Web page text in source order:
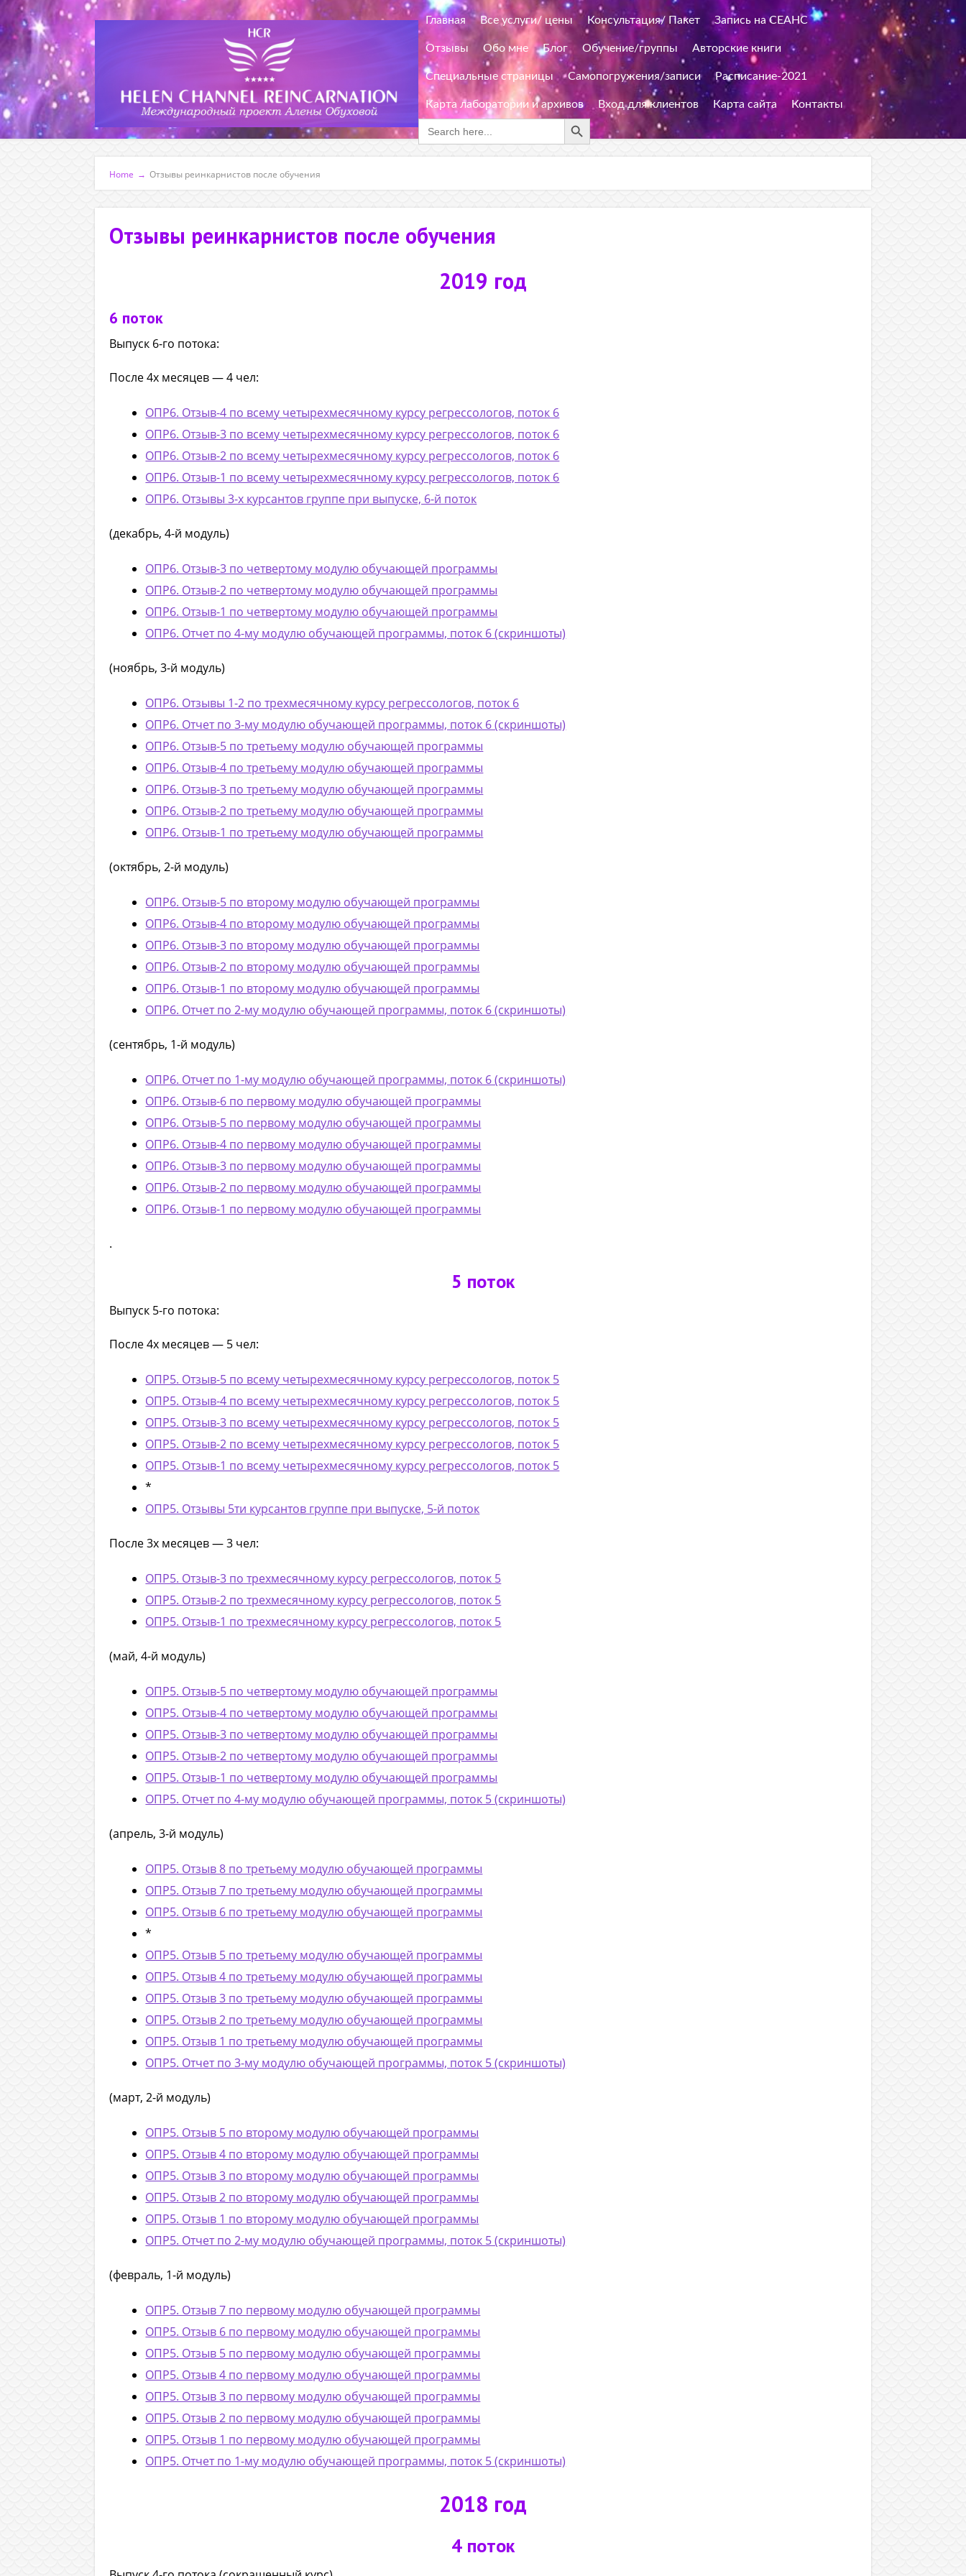
Главная Все услуги/ цены Консультация/ Пакет Запись на СЕАНС
Отзывы Обо мне Блог Обучение/группы Авторские книги
Специальные страницы Самопогружения/записи Расписание-2021
Карта лаборатории и архивов Вход для клиентов Карта сайта
Контакты
for:
Search Button
Home → Отзывы реинкарнистов после обучения
Отзывы реинкарнистов после обучения
2019 год
6 поток
Выпуск 6-го потока:
После 4х месяцев — 4 чел:
ОПР6. Отзыв-4 по всему четырехмесячному курсу регрессологов, поток 6
ОПР6. Отзыв-3 по всему четырехмесячному курсу регрессологов, поток 6
ОПР6. Отзыв-2 по всему четырехмесячному курсу регрессологов, поток 6
ОПР6. Отзыв-1 по всему четырехмесячному курсу регрессологов, поток 6
ОПР6. Отзывы 3-х курсантов группе при выпуске, 6-й поток
(декабрь, 4-й модуль)
ОПР6. Отзыв-3 по четвертому модулю обучающей программы
ОПР6. Отзыв-2 по четвертому модулю обучающей программы
ОПР6. Отзыв-1 по четвертому модулю обучающей программы
ОПР6. Отчет по 4-му модулю обучающей программы, поток 6 (скриншоты)
(ноябрь, 3-й модуль)
ОПР6. Отзывы 1-2 по трехмесячному курсу регрессологов, поток 6
ОПР6. Отчет по 3-му модулю обучающей программы, поток 6 (скриншоты)
ОПР6. Отзыв-5 по третьему модулю обучающей программы
ОПР6. Отзыв-4 по третьему модулю обучающей программы
ОПР6. Отзыв-3 по третьему модулю обучающей программы
ОПР6. Отзыв-2 по третьему модулю обучающей программы
ОПР6. Отзыв-1 по третьему модулю обучающей программы
(октябрь, 2-й модуль)
ОПР6. Отзыв-5 по второму модулю обучающей программы
ОПР6. Отзыв-4 по второму модулю обучающей программы
ОПР6. Отзыв-3 по второму модулю обучающей программы
ОПР6. Отзыв-2 по второму модулю обучающей программы
ОПР6. Отзыв-1 по второму модулю обучающей программы
ОПР6. Отчет по 2-му модулю обучающей программы, поток 6 (скриншоты)
(сентябрь, 1-й модуль)
ОПР6. Отчет по 1-му модулю обучающей программы, поток 6 (скриншоты)
ОПР6. Отзыв-6 по первому модулю обучающей программы
ОПР6. Отзыв-5 по первому модулю обучающей программы
ОПР6. Отзыв-4 по первому модулю обучающей программы
ОПР6. Отзыв-3 по первому модулю обучающей программы
ОПР6. Отзыв-2 по первому модулю обучающей программы
ОПР6. Отзыв-1 по первому модулю обучающей программы
.
5 поток
Выпуск 5-го потока:
После 4х месяцев — 5 чел:
ОПР5. Отзыв-5 по всему четырехмесячному курсу регрессологов, поток 5
ОПР5. Отзыв-4 по всему четырехмесячному курсу регрессологов, поток 5
ОПР5. Отзыв-3 по всему четырехмесячному курсу регрессологов, поток 5
ОПР5. Отзыв-2 по всему четырехмесячному курсу регрессологов, поток 5
ОПР5. Отзыв-1 по всему четырехмесячному курсу регрессологов, поток 5
*
ОПР5. Отзывы 5ти курсантов группе при выпуске, 5-й поток
После 3х месяцев — 3 чел:
ОПР5. Отзыв-3 по трехмесячному курсу регрессологов, поток 5
ОПР5. Отзыв-2 по трехмесячному курсу регрессологов, поток 5
ОПР5. Отзыв-1 по трехмесячному курсу регрессологов, поток 5
(май, 4-й модуль)
ОПР5. Отзыв-5 по четвертому модулю обучающей программы
ОПР5. Отзыв-4 по четвертому модулю обучающей программы
ОПР5. Отзыв-3 по четвертому модулю обучающей программы
ОПР5. Отзыв-2 по четвертому модулю обучающей программы
ОПР5. Отзыв-1 по четвертому модулю обучающей программы
ОПР5. Отчет по 4-му модулю обучающей программы, поток 5 (скриншоты)
(апрель, 3-й модуль)
ОПР5. Отзыв 8 по третьему модулю обучающей программы
ОПР5. Отзыв 7 по третьему модулю обучающей программы
ОПР5. Отзыв 6 по третьему модулю обучающей программы
*
ОПР5. Отзыв 5 по третьему модулю обучающей программы
ОПР5. Отзыв 4 по третьему модулю обучающей программы
ОПР5. Отзыв 3 по третьему модулю обучающей программы
ОПР5. Отзыв 2 по третьему модулю обучающей программы
ОПР5. Отзыв 1 по третьему модулю обучающей программы
ОПР5. Отчет по 3-му модулю обучающей программы, поток 5 (скриншоты)
(март, 2-й модуль)
ОПР5. Отзыв 5 по второму модулю обучающей программы
ОПР5. Отзыв 4 по второму модулю обучающей программы
ОПР5. Отзыв 3 по второму модулю обучающей программы
ОПР5. Отзыв 2 по второму модулю обучающей программы
ОПР5. Отзыв 1 по второму модулю обучающей программы
ОПР5. Отчет по 2-му модулю обучающей программы, поток 5 (скриншоты)
(февраль, 1-й модуль)
ОПР5. Отзыв 7 по первому модулю обучающей программы
ОПР5. Отзыв 6 по первому модулю обучающей программы
ОПР5. Отзыв 5 по первому модулю обучающей программы
ОПР5. Отзыв 4 по первому модулю обучающей программы
ОПР5. Отзыв 3 по первому модулю обучающей программы
ОПР5. Отзыв 2 по первому модулю обучающей программы
ОПР5. Отзыв 1 по первому модулю обучающей программы
ОПР5. Отчет по 1-му модулю обучающей программы, поток 5 (скриншоты)
2018 год
4 поток